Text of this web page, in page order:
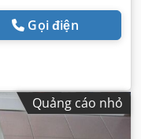
Gọi điện
Quảng cáo nhỏ